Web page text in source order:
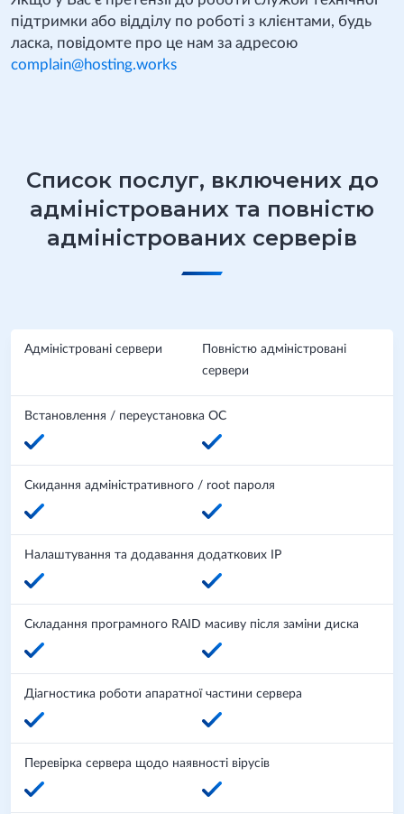
підтримки або відділу по роботі з клієнтами, будь
ласка, повідомте про це нам за адресою
complain@hosting.works
Список послуг, включених до
адміністрованих та повністю
адміністрованих серверів
Адміністровані сервери
Повністю адміністровані
сервери
Встановлення / переустановка ОС
Скидання адміністративного / root пароля
Налаштування та додавання додаткових IP
Складання програмного RAID масиву після заміни диска
Діагностика роботи апаратної частини сервера
Перевірка сервера щодо наявності вірусів